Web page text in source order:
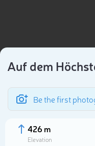
Auf dem
Be the first
426 m
Elevation